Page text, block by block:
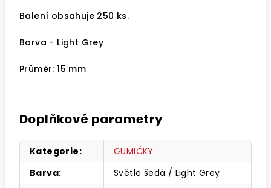
Balení obsahuje 250 ks.
Barva - Light Grey
Průměr: 15 mm
Doplňkové parametry
Kategorie:
GUMIČKY
Barva:
Světle šedá / Light Grey